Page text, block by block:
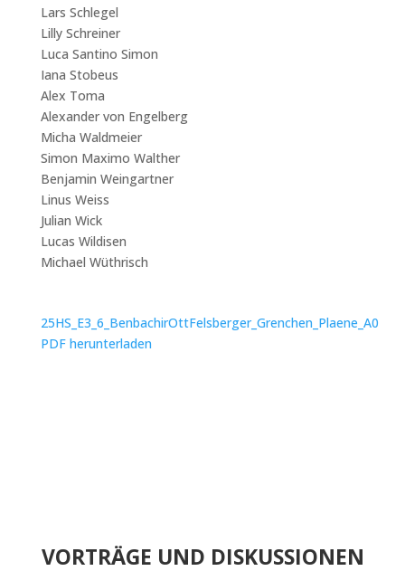
Lars Schlegel
Lilly Schreiner
Luca Santino Simon
Iana Stobeus
Alex Toma
Alexander von Engelberg
Micha Waldmeier
Simon Maximo Walther
Benjamin Weingartner
Linus Weiss
Julian Wick
Lucas Wildisen
Michael Wüthrisch
25HS_E3_6_BenbachirOttFelsberger_Grenchen_Plaene_A0
PDF herunterladen
VORTRÄGE UND DISKUSSIONEN